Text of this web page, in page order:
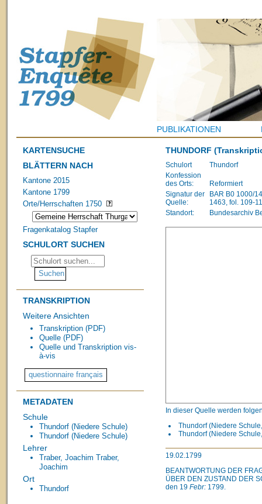
PUBLIKATIONEN
KARTENSUCHE
BLÄTTERN NACH
Kantone 2015
Kantone 1799
Orte/Herrschaften 1750
Fragenkatalog Stapfer
SCHULORT SUCHEN
TRANSKRIPTION
Weitere Ansichten
Transkription (PDF)
Quelle (PDF)
Quelle und Transkription vis-
à-vis
METADATEN
Schule
Thundorf (Niedere Schule)
Thundorf (Niedere Schule)
Lehrer
Traber, Joachim Traber,
Joachim
Ort
Thundorf
THUNDORF
Schulort
Thundorf
Konfession
des Orts:
Reformiert
Signatur der
Quelle:
BAR B0 1000/
1463, fol. 109-
Standort:
Bundesarchiv
In dieser Quelle werden
Thundorf (Niedere
Thundorf (Niedere
19.02.1799
BEANTWORTUNG DER
ÜBER DEN ZUSTAND DER
den 19 Febr: 1799.